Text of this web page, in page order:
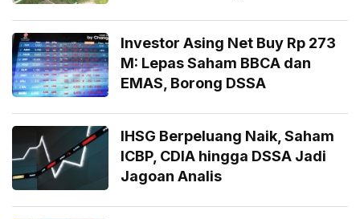
Investor Asing Net Buy Rp 273
M: Lepas Saham BBCA dan
EMAS, Borong DSSA
IHSG Berpeluang Naik, Saham
ICBP, CDIA hingga DSSA Jadi
Jagoan Analis